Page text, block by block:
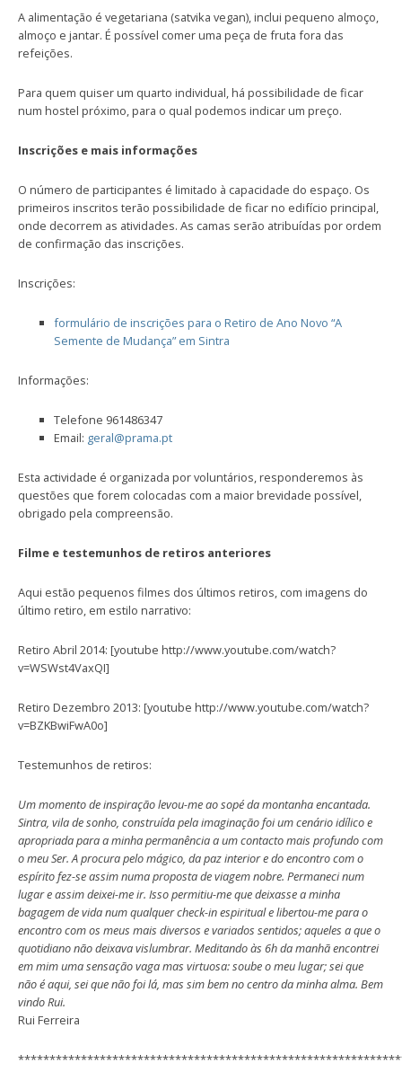
A alimentação é vegetariana (satvika vegan), inclui pequeno almoço,
almoço e jantar. É possível comer uma peça de fruta fora das
refeições.
Para quem quiser um quarto individual, há possibilidade de ficar
num hostel próximo, para o qual podemos indicar um preço.
Inscrições e mais informações
O número de participantes é limitado à capacidade do espaço. Os
primeiros inscritos terão possibilidade de ficar no edifício principal,
onde decorrem as atividades. As camas serão atribuídas por ordem
de confirmação das inscrições.
Inscrições:
formulário de inscrições para o Retiro de Ano Novo “A
Semente de Mudança” em Sintra
Informações:
Telefone 961486347
Email: geral@prama.pt
Esta actividade é organizada por voluntários, responderemos às
questões que forem colocadas com a maior brevidade possível,
obrigado pela compreensão.
Filme e testemunhos de retiros anteriores
Aqui estão pequenos filmes dos últimos retiros, com imagens do
último retiro, em estilo narrativo:
Retiro Abril 2014: [youtube http://www.youtube.com/watch?
v=WSWst4VaxQI]
Retiro Dezembro 2013: [youtube http://www.youtube.com/watch?
v=BZKBwiFwA0o]
Testemunhos de retiros:
Um momento de inspiração levou-me ao sopé da montanha encantada.
Sintra, vila de sonho, construída pela imaginação foi um cenário idílico e
apropriada para a minha permanência a um contacto mais profundo com
o meu Ser. A procura pelo mágico, da paz interior e do encontro com o
espírito fez-se assim numa proposta de viagem nobre. Permaneci num
lugar e assim deixei-me ir. Isso permitiu-me que deixasse a minha
bagagem de vida num qualquer check-in espiritual e libertou-me para o
encontro com os meus mais diversos e variados sentidos; aqueles a que o
quotidiano não deixava vislumbrar. Meditando às 6h da manhã encontrei
em mim uma sensação vaga mas virtuosa: soube o meu lugar; sei que
não é aqui, sei que não foi lá, mas sim bem no centro da minha alma. Bem
vindo Rui.
Rui Ferreira